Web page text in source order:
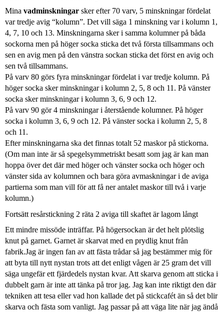
Mina vadminskningarsker efter 70 varv, 5 minskningar fördelat
var tredje avig “kolumn”. Det vill säga 1 minskning var i kolumn 1,
4, 7, 10 och 13. Minskningarna sker i samma kolumner på båda
sockorna men på höger socka sticka det två första tillsammans och
sen en avig men på den vänstra sockan sticka det först en avig och
sen två tillsammans.
På varv 80 görs fyra minskningar fördelat i var tredje kolumn. På
höger socka sker minskningar i kolumn 2, 5, 8 och 11. På vänster
socka sker minskningar i kolumn 3, 6, 9 och 12.
På varv 90 gör 4 minskningar i återstående kolumner. På höger
socka i kolumn 3, 6, 9 och 12. På vänster socka i kolumn 2, 5, 8
och 11.
Efter minskningarna ska det finnas totalt 52 maskor på stickorna.
(Om man inte är så spegelsymmetriskt besatt som jag är kan man
hoppa över det där med höger och vänster socka och höger och
vänster sida av kolumnen och bara göra avmaskningar i de aviga
partierna som man vill för att få ner antalet maskor till två i varje
kolumn.)
Fortsätt resårstickning 2 räta 2 aviga till skaftet är lagom långt
Ett mindre missöde inträffar. På högersockan är det helt plötslig
knut på garnet. Garnet är skarvat med en prydlig knut från
fabrik.Jag är ingen fan av att fästa trådar så jag bestämmer mig för
att byta till nytt nystan trots att det enligt vågen är 25 gram det vill
säga ungefär ett fjärdedels nystan kvar. Att skarva genom att sticka i
dubbelt garn är inte att tänka på tror jag. Jag kan inte riktigt den där
tekniken att tesa eller vad hon kallade det på stickcafét än så det blir
skarva och fästa som vanligt. Jag passar på att väga lite när jag ändå